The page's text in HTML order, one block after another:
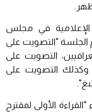
الإعلامية في مجلس
الجلسة "التصويت على
التصويت على
وكذلك التصويت على
الأولى لمقترح